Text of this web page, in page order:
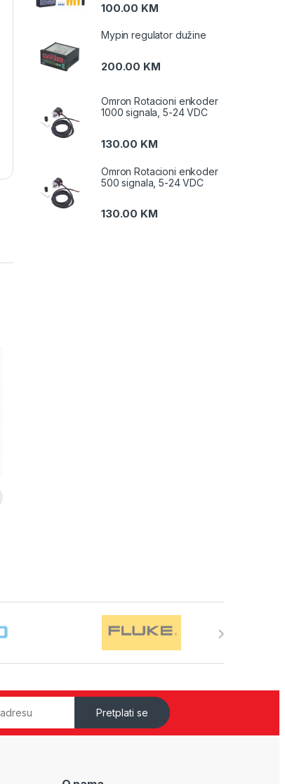
100.00 KM
Mypin regulator dužine
200.00 KM
Omron Rotacioni enkoder
1000 signala, 5-24 VDC
130.00 KM
Omron Rotacioni enkoder
500 signala, 5-24 VDC
130.00 KM
Pretplati se